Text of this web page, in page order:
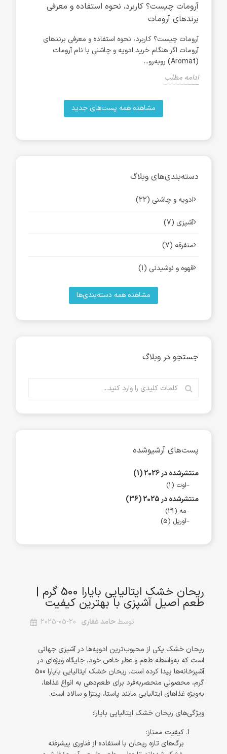
آرومات چیست؟ کاربرد، نحوه استفاده و معرفی
برندهای آرومات
آرومات چیست؟ کاربرد، نحوه استفاده و معرفی برندهای
آرومات اگر هنگام خرید ادویه و چاشنی با نام آرومات
(Aromat) روبه‌رو...
ادامه مطلب
مشاهده همه پست‌های جدید
دسته‌بندی‌های وبلاگ
ادویه و چاشنی (22)
آشپزی (7)
متفرقه (7)
قهوه و نوشیدنی (1)
مشاهده همه دسته‌بندی‌ها
جستجو در وبلاگ
پست‌های آرشیوشده
منتشرشده در 2026 (1)
اوت (1)
منتشرشده در 2025 (36)
مه (31)
آوریل (5)
ریحان خشک ایتالیایی بایارا 500 گرم |
طعم اصیل آشپزی با بهترین کیفیت
2025-05-20 توسطحامد غفاری
به‌ویژه غذاهای ایتالیایی مانند پاستا، پیتزا و سالاد است.
ویژگی‌های ریحان خشک ایتالیایی بایارا:
کیفیت ممتاز:
برگ‌های تازه ریحان با استفاده از فناوری پیشرفته